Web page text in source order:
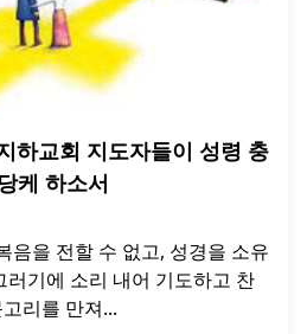
하교회 지도자들이 성령 충
케 하소서
음을 전할 수 없고, 성경을 소유
기에 소리 내어 기도하고 찬
리를 만져...